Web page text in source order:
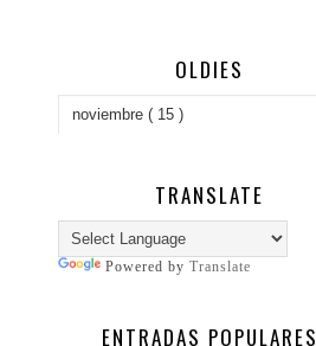
OLDIES
TRANSLATE
Powered by Translate
ENTRADAS POPULARES